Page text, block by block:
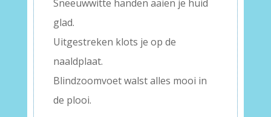
Sneeuwwitte handen aaien je huid
glad.
Uitgestreken klots je op de
naaldplaat.
Blindzoomvoet walst alles mooi in
de plooi.